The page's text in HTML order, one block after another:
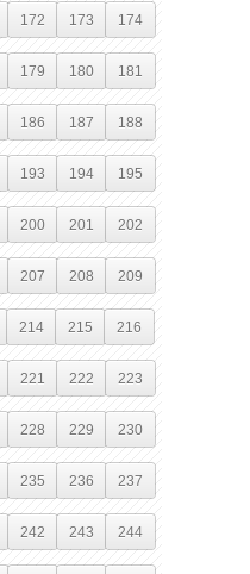
172 173 174
179 180 181
186 187 188
193 194 195
200 201 202
207 208 209
214 215 216
221 222 223
228 229 230
235 236 237
242 243 244